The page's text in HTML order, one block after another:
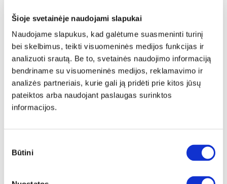
Šioje svetainėje naudojami slapukai
Naudojame slapukus, kad galėtume suasmeninti turinį
bei skelbimus, teikti visuomeninės medijos funkcijas ir
analizuoti srautą. Be to, svetainės naudojimo informaciją
bendriname su visuomeninės medijos, reklamavimo ir
analizės partneriais, kurie gali ją pridėti prie kitos jūsų
pateiktos arba naudojant paslaugas surinktos
informacijos.
pasirinkimas
Būtini
79€
Į krepšelį